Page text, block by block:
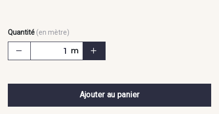
Quantité (en mètre)
m
Ajouter au panier